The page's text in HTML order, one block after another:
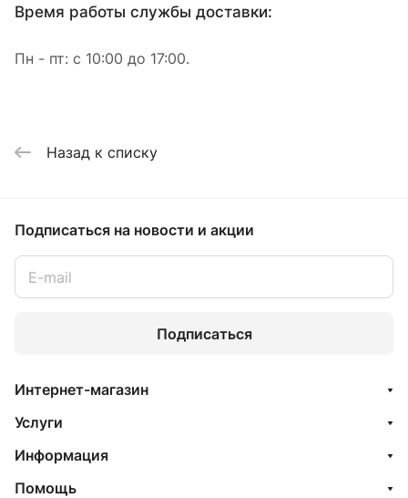
Время работы службы доставки:
Пн - пт: с 10:00 до 17:00.
Назад к списку
Подписаться на новости и акции
Подписаться
Интернет-магазин
Услуги
Информация
Помощь